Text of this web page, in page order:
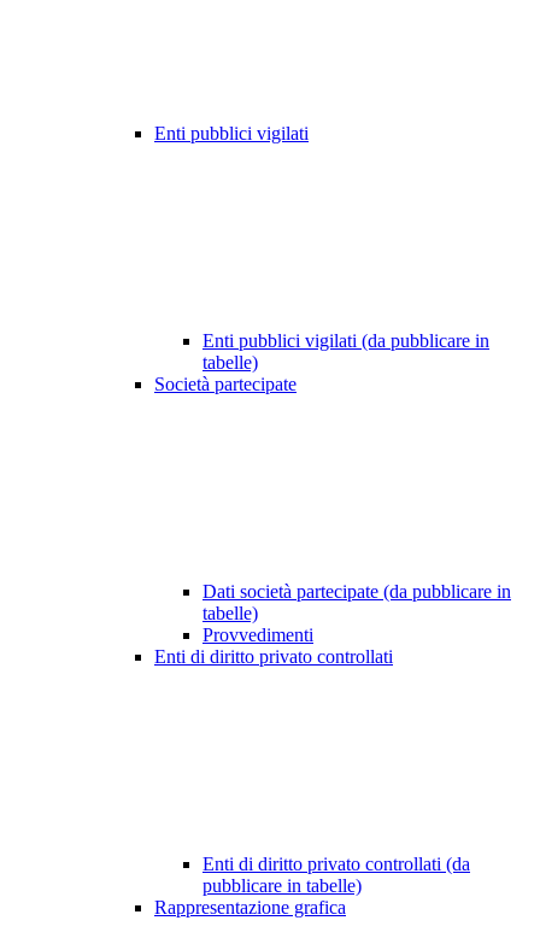
Enti pubblici vigilati
Enti pubblici vigilati (da pubblicare in
tabelle)
Società partecipate
Dati società partecipate (da pubblicare in
tabelle)
Provvedimenti
Enti di diritto privato controllati
Enti di diritto privato controllati (da
pubblicare in tabelle)
Rappresentazione grafica